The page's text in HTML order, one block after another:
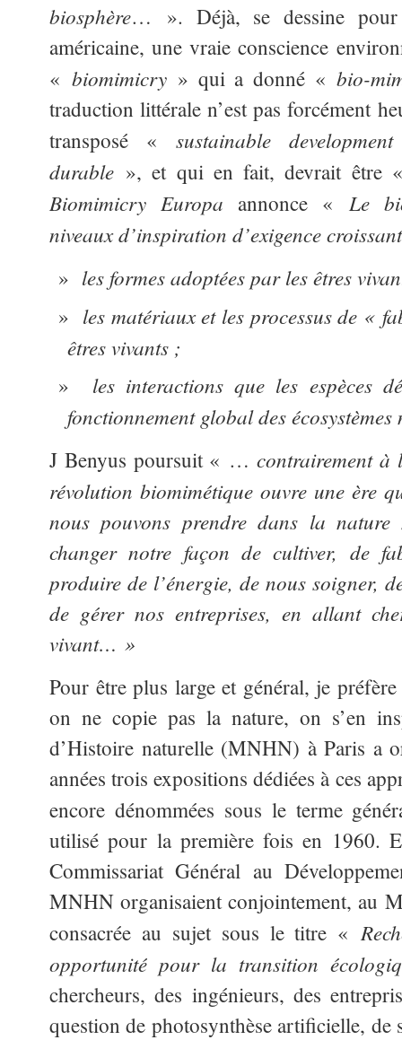
biosphère… ». Déjà, se dessine pour
américaine, une vraie conscience
« biomimicry» qui a donné «bio-
traduction littérale n’est pas forcément
transposé «sustainable
durable », et qui en fait, devrait être
Biomimicry Europa annonce « Le
niveaux d’inspiration d’exigence
les formes adoptées par les êtres
les matériaux et les processus de «
êtres vivants ;
les interactions que les espèces
fonctionnement global des écosystèmes
J Benyus poursuit « … contrairement
révolution biomimétique ouvre une ère
nous pouvons prendre dans la
changer notre façon de cultiver, de
produire de l’énergie, de nous soigner,
de gérer nos entreprises, en allant
vivant… »
Pour être plus large et général, je
on ne copie pas la nature, on s’en
d’Histoire naturelle (MNHN) à Paris a
années trois expositions dédiées à ces
encore dénommées sous le terme
utilisé pour la première fois en 1960.
Commissariat Général au
MNHN organisaient conjointement, au
consacrée au sujet sous le titre «
opportunité pour la transition
chercheurs, des ingénieurs, des
question de photosynthèse artificielle, de